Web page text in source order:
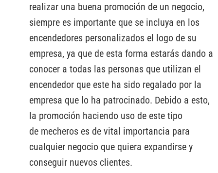
realizar una buena promoción de un negocio,
siempre es importante que se incluya en los
encendedores personalizados el logo de su
empresa, ya que de esta forma estarás dando a
conocer a todas las personas que utilizan el
encendedor que este ha sido regalado por la
empresa que lo ha patrocinado. Debido a esto,
la promoción haciendo uso de este tipo
de mecheros es de vital importancia para
cualquier negocio que quiera expandirse y
conseguir nuevos clientes.